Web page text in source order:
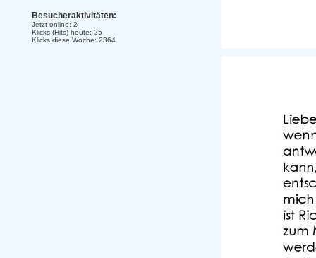
Besucheraktivitäten:
Jetzt online: 2
Klicks (Hits) heute: 25
Klicks diese Woche: 2364